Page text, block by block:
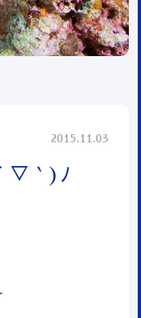
2015.11.03
▽ ` )ﾉ